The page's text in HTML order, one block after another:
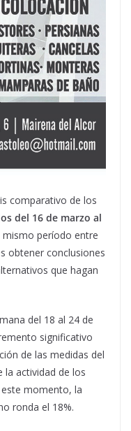
comparativo de los
del 16 de marzo al
período entre
obtener conclusiones
que hagan
del 18 al 24 de
significativo
de las medidas del
la actividad de los
momento, la
ronda el 18%.